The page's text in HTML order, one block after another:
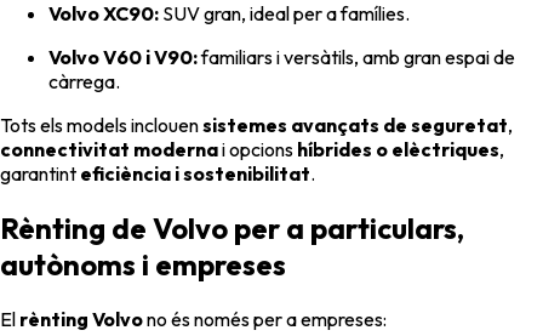
Volvo XC90: SUV gran, ideal per a famílies.
Volvo V60 i V90:familiars i versàtils, amb gran espai de
càrrega.
Tots els models inclouensistemes avançats de seguretat,
connectivitat modernai opcions híbrides o elèctriques,
garantint eficiència i sostenibilitat.
Rènting de Volvo per a particulars,
autònoms i empreses
El rènting Volvono és només per a empreses: